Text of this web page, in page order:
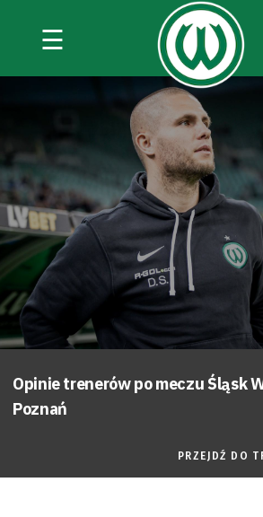
☰
Opinie trenerów po meczu Śląsk
Poznań
PRZEJDŹ DO